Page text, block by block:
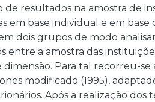
de resultados na amostra de
em base individual e em
dois grupos de modo
entre a amostra das
dimensão. Para tal recorreu-
modificado (1995),
Após a realização